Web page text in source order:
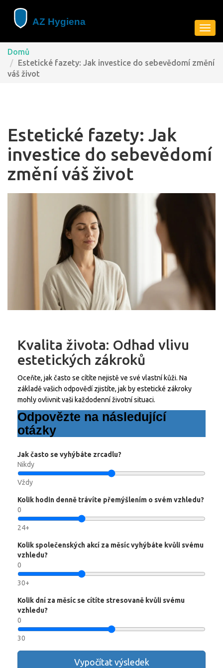
Domů
Estetické fazety: Jak investice do sebevědomí změní
váš život
Estetické fazety: Jak
investice do sebevědomí
změní váš život
Kvalita života: Odhad vlivu
estetických zákroků
Oceňte, jak často se cítíte nejistě ve své vlastní kůži. Na
základě vašich odpovědí zjistíte, jak by estetické zákroky
mohly ovlivnit vaši každodenní životní situaci.
Odpovězte na následující
otázky
Jak často se vyhýbáte zrcadlu?
Nikdy
Vždy
Kolik hodin denně trávíte přemýšlením o svém vzhledu?
0
24+
Kolik společenských akcí za měsíc vyhýbáte kvůli svému
vzhledu?
0
30+
Kolik dní za měsíc se cítíte stresovaně kvůli svému
vzhledu?
0
30
Vypočítat výsledek